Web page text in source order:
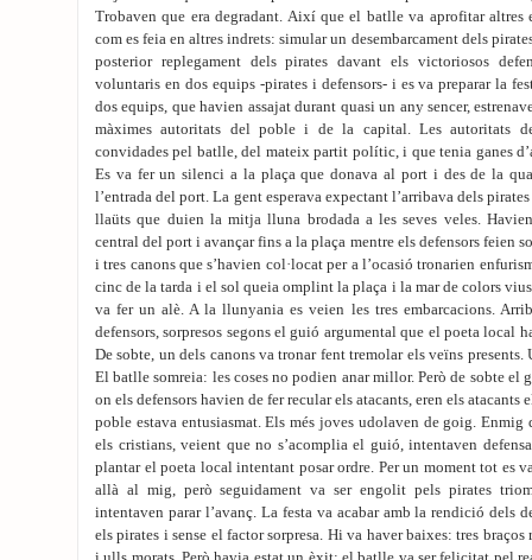
Trobaven que era degradant. Així que el batlle va aprofitar
com es feia en altres indrets: simular un desembarcament dels
posterior replegament dels pirates davant els victoriosos
voluntaris en dos equips -pirates i defensors- i es va preparar la
dos equips, que havien assajat durant quasi un any sencer,
màximes autoritats del poble i de la capital. Les autoritats
convidades pel batlle, del mateix partit polític, i que tenia ganes
Es va fer un silenci a la plaça que donava al port i des de la
l’entrada del port. La gent esperava expectant l’arribava dels
llaüts que duien la mitja lluna brodada a les seves veles.
central del port i avançar fins a la plaça mentre els defensors feien
i tres canons que s’havien col·locat per a l’ocasió tronarien
cinc de la tarda i el sol queia omplint la plaça i la mar de colors
va fer un alè. A la llunyania es veien les tres embarcacions.
defensors, sorpresos segons el guió argumental que el poeta local
De sobte, un dels canons va tronar fent tremolar els veïns presents.
El batlle somreia: les coses no podien anar millor. Però de sobte el
on els defensors havien de fer recular els atacants, eren els atacants
poble estava entusiasmat. Els més joves udolaven de goig. Enmig
els cristians, veient que no s’acomplia el guió, intentaven
plantar el poeta local intentant posar ordre. Per un moment tot es
allà al mig, però seguidament va ser engolit pels pirates
intentaven parar l’avanç. La festa va acabar amb la rendició dels
els pirates i sense el factor sorpresa. Hi va haver baixes: tres